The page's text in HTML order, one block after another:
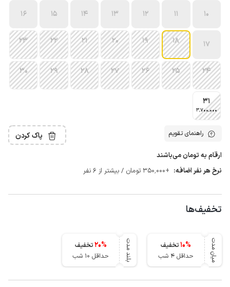
10
11
12
13
14
15
16
17
18
19
20
21
22
23
24
25
26
27
28
29
30
31
3٬700٬000
راهنمای تقویم پاک کردن
ارقام به تومان می‌باشند
نرخ هر نفر اضافه: +350٬000 تومان / بیشتر از 6 نفر
تخفیف‌ها
میان مدت 10%
تخفیف
حداقل 4 شب
بلند مدت 20%
تخفیف
حداقل 10 شب